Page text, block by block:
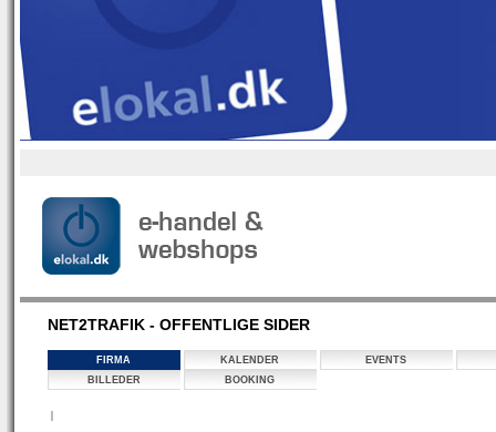
NET2TRAFIK - OFFENTLIGE SIDER
FIRMA KALENDER
EVENTS
BILLEDER
BOOKING
|